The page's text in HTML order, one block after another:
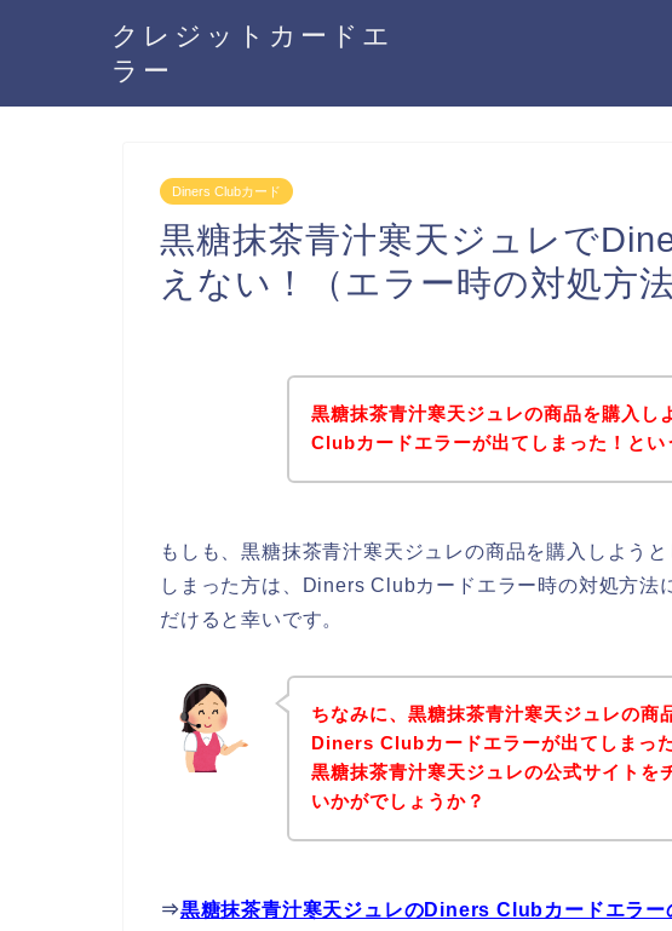
クレジットカードエ
ラー
Diners Clubカード
黒糖抹茶青汁寒天ジュレで
えない！（エラー時の対処方法
黒糖抹茶青汁寒天ジュレの商品を購入し
Clubカードエラーが出てしまった！とい
もしも、黒糖抹茶青汁寒天ジュレの商品を購入しよう
しまった方は、Diners Clubカードエラー時の対処方法
だけると幸いです。
ちなみに、黒糖抹茶青汁寒天ジュレの商
Diners Clubカードエラーが出てしまっ
黒糖抹茶青汁寒天ジュレの公式サイトを
いかがでしょうか？
⇒黒糖抹茶青汁寒天ジュレのDiners Clubカードエラー